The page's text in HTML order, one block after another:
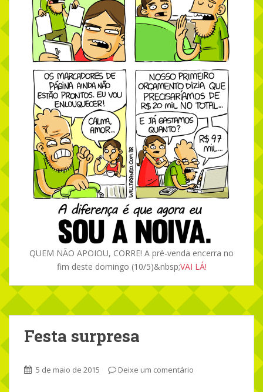
QUEM NÃO APOIOU, CORRE! A pré-venda encerra no
fim deste domingo (10/5)&nbsp;VAI LÁ!
Festa surpresa
5 de maio de 2015 Deixe um comentário